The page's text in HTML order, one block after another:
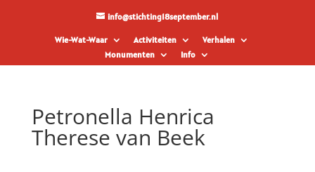
info@stichting18september.nl
Wie-Wat-Waar Activiteiten
Verhalen
Monumenten
Info
Petronella Henrica
Therese van Beek